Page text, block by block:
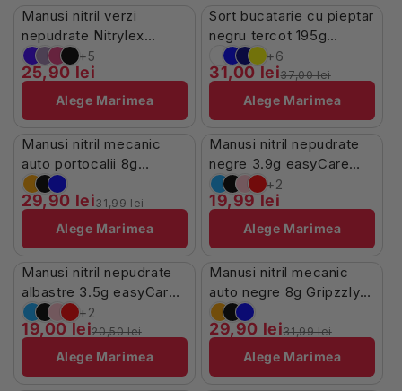
Manusi nitril verzi
nepudrate Nitrylex
100buc
+5
25,90 lei
Alege Marimea
-16%
Sort bucatarie cu pieptar
negru tercot 195g
Missena+6
31,00 lei37,00 lei
Alege Marimea
-7%
Manusi nitril mecanic
auto portocalii 8g
Gripzzly 50buc
29,90 lei31,99 lei
Alege Marimea
Manusi nitril nepudrate
negre 3.9g easyCare
100buc
+2
19,99 lei
Alege Marimea
-7%
Manusi nitril nepudrate
albastre 3.5g easyCare
100buc
+2
19,00 lei20,50 lei
Alege Marimea
-7%
Manusi nitril mecanic
auto negre 8g Gripzzly
50buc
29,90 lei31,99 lei
Alege Marimea